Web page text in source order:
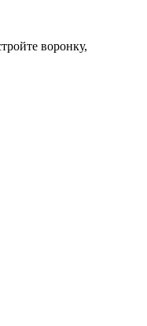
воронку,